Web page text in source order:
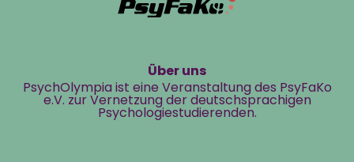
Über uns
PsychOlympia ist eine Veranstaltung des PsyFaKo
e.V. zur Vernetzung der deutschsprachigen
Psychologiestudierenden.